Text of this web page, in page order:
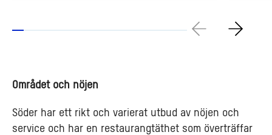
Området och nöjen
Söder har ett rikt och varierat utbud av nöjen och
service och har en restaurangtäthet som överträffar